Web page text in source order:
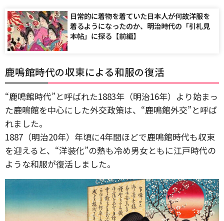
日常的に着物を着ていた日本人が何故洋服を
着るようになったのか、明治時代の「引札見
本帖」に探る【前編】
鹿鳴館時代の収束による和服の復活
“鹿鳴館時代”と呼ばれた1883年（明治16年）より始まっ
た鹿鳴館を中心にした外交政策は、“鹿鳴館外交”と呼ば
れました。
1887（明治20年）年頃に4年間ほどで鹿鳴館時代も収束
を迎えると、“洋装化”の熱も冷め男女ともに江戸時代の
ような和服が復活しました。